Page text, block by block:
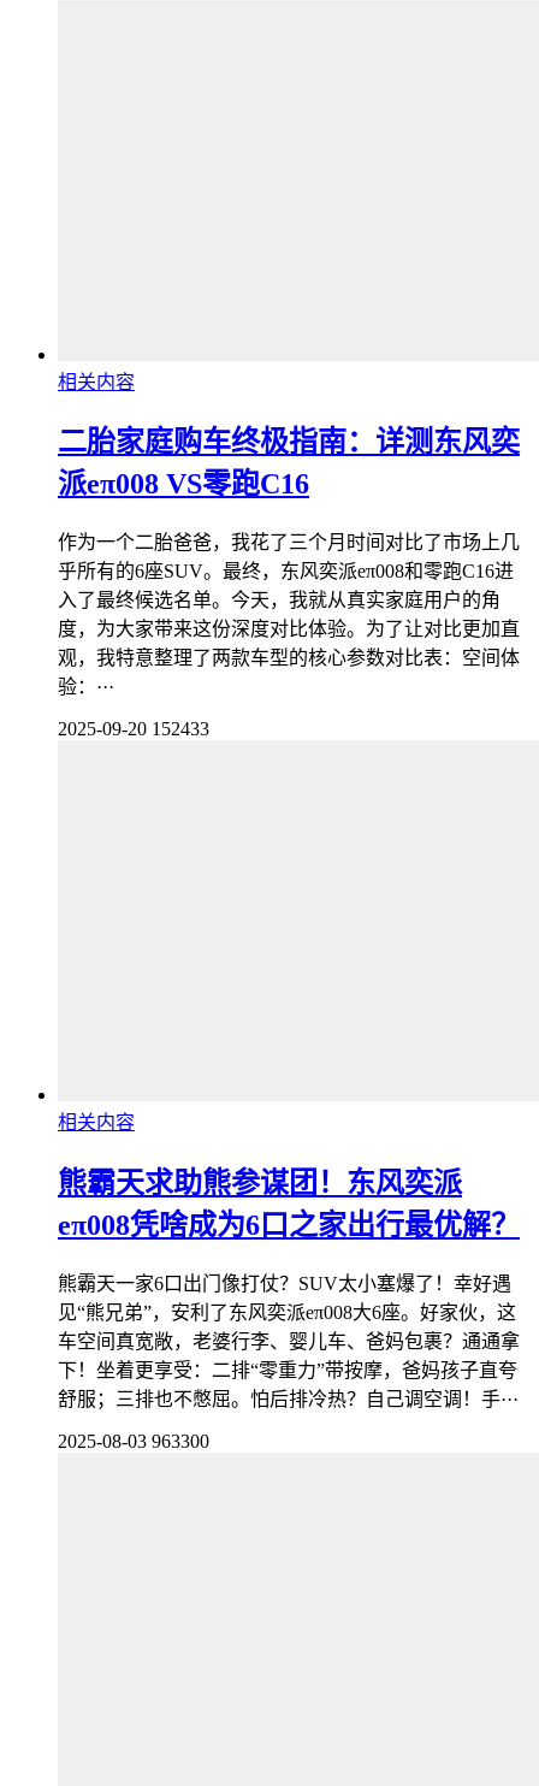
相关内容
二胎家庭购车终极指南：详测东风奕
派eπ008 VS零跑C16
作为一个二胎爸爸，我花了三个月时间对比了市场上几
乎所有的6座SUV。最终，东风奕派eπ008和零跑C16进
入了最终候选名单。今天，我就从真实家庭用户的角
度，为大家带来这份深度对比体验。为了让对比更加直
观，我特意整理了两款车型的核心参数对比表：空间体
验：···
2025-09-20 152433
相关内容
熊霸天求助熊参谋团！东风奕派
eπ008凭啥成为6口之家出行最优解？
熊霸天一家6口出门像打仗？SUV太小塞爆了！幸好遇
见“熊兄弟”，安利了东风奕派eπ008大6座。好家伙，这
车空间真宽敞，老婆行李、婴儿车、爸妈包裹？通通拿
下！坐着更享受：二排“零重力”带按摩，爸妈孩子直夸
舒服；三排也不憋屈。怕后排冷热？自己调空调！手···
2025-08-03 963300